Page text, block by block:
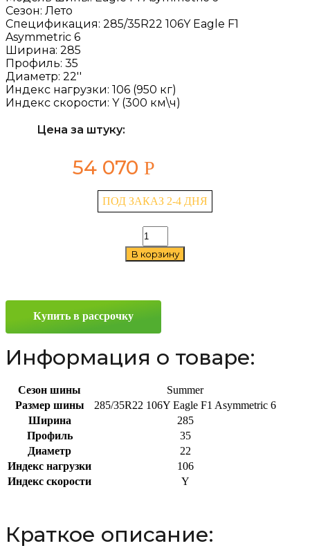
Сезон: Лето
Спецификация: 285/35R22 106Y Eagle F1
Asymmetric 6
Ширина: 285
Профиль: 35
Диаметр: 22''
Индекс нагрузки: 106 (950 кг)
Индекс скорости: Y (300 км\ч)
Цена за штуку:
54 070 Р
ПОД ЗАКАЗ 2-4 ДНЯ
Количество
товара
Goodyear
R22
В корзину
Купить в рассрочку
Информация о товаре:
Сезон шины
Summer
Размер шины
285/35R22 106Y Eagle F1 Asymmetric 6
Ширина
285
Профиль
35
Диаметр
22
Индекс нагрузки
106
Индекс скорости
Y
Краткое описание: